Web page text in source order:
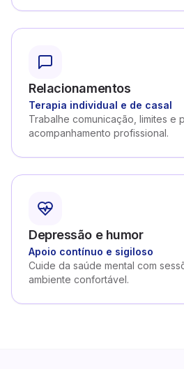
Relacionamentos
Terapia individual e de casal
Trabalhe comunicação, limites e
acompanhamento profissional.
Depressão e humor
Apoio contínuo e sigiloso
Cuide da saúde mental com
ambiente confortável.